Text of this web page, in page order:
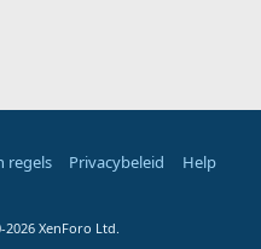
regels Privacybeleid
Help
2026 XenForo Ltd.